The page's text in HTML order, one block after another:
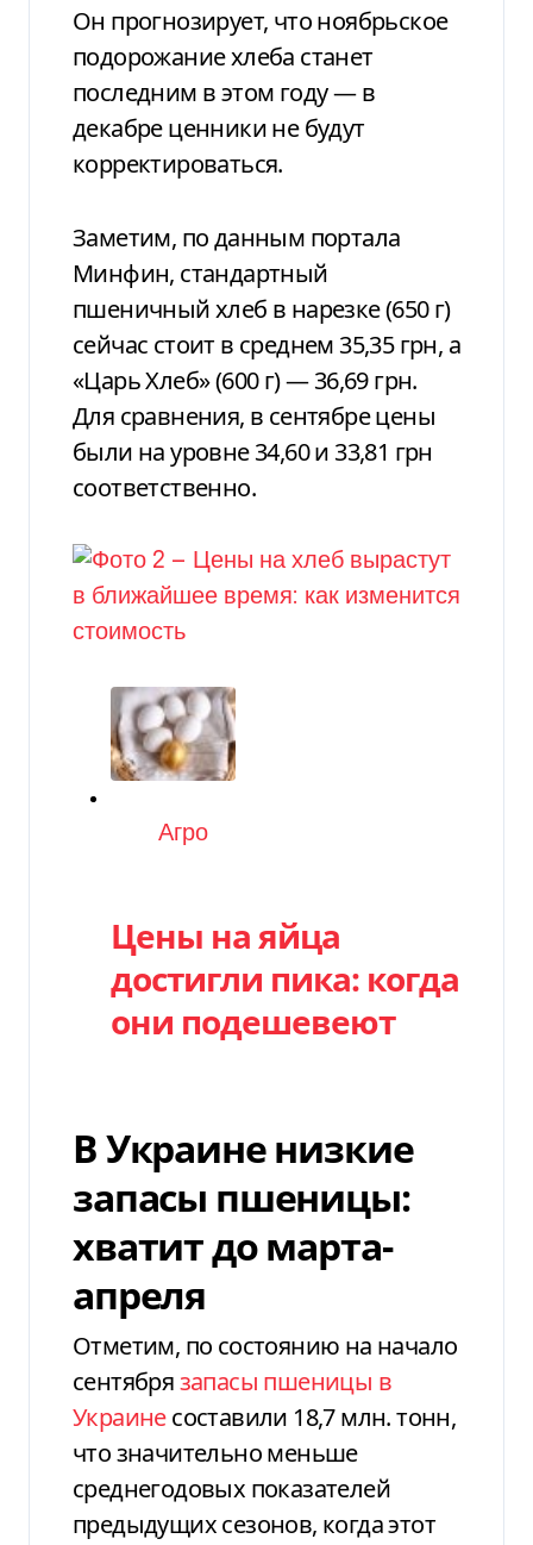
Он прогнозирует, что ноябрьское
подорожание хлеба станет
последним в этом году — в
декабре ценники не будут
корректироваться.
Заметим, по данным портала
Минфин, стандартный
пшеничный хлеб в нарезке (650 г)
сейчас стоит в среднем 35,35 грн, а
«Царь Хлеб» (600 г) — 36,69 грн.
Для сравнения, в сентябре цены
были на уровне 34,60 и 33,81 грн
соответственно.
Категория
Агро
Цены на яйца
достигли пика: когда
они подешевеют
В Украине низкие
запасы пшеницы:
хватит до марта-
апреля
Отметим, по состоянию на начало
сентябрязапасы пшеницы в
Украинесоставили 18,7 млн. тонн,
что значительно меньше
среднегодовых показателей
предыдущих сезонов, когда этот